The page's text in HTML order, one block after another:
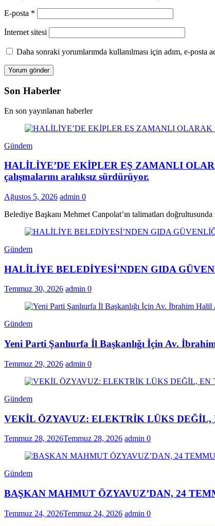
E-posta *
İnternet sitesi
Daha sonraki yorumlarımda kullanılması için adım, e-posta
Son Haberler
En son yayınlanan haberler
Gündem
HALİLİYE’DE EKİPLER EŞ ZAMANLI
çalışmalarını aralıksız sürdürüyor.
Ağustos 5, 2026 admin 0
Belediye Başkanı Mehmet Canpolat’ın talimatları
Gündem
HALİLİYE BELEDİYESİ’NDEN GIDA
Temmuz 30, 2026 admin 0
Gündem
Yeni Parti Şanlıurfa İl Başkanlığı İçin Av.
Temmuz 29, 2026 admin 0
Gündem
VEKİL ÖZYAVUZ: ELEKTRİK LÜKS
Temmuz 28, 2026Temmuz 28, 2026 admin 0
Gündem
BAŞKAN MAHMUT ÖZYAVUZ’DAN, 24
Temmuz 24, 2026Temmuz 24, 2026 admin 0